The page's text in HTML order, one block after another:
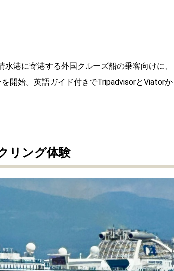
港に寄港する外国クルーズ船の乗客向けに、
開始。英語ガイド付きでTripadvisorとViatorか
リング体験